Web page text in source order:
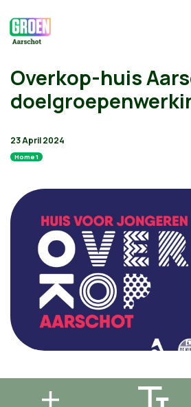
Overkop-huis
23 April 2024
Home 1